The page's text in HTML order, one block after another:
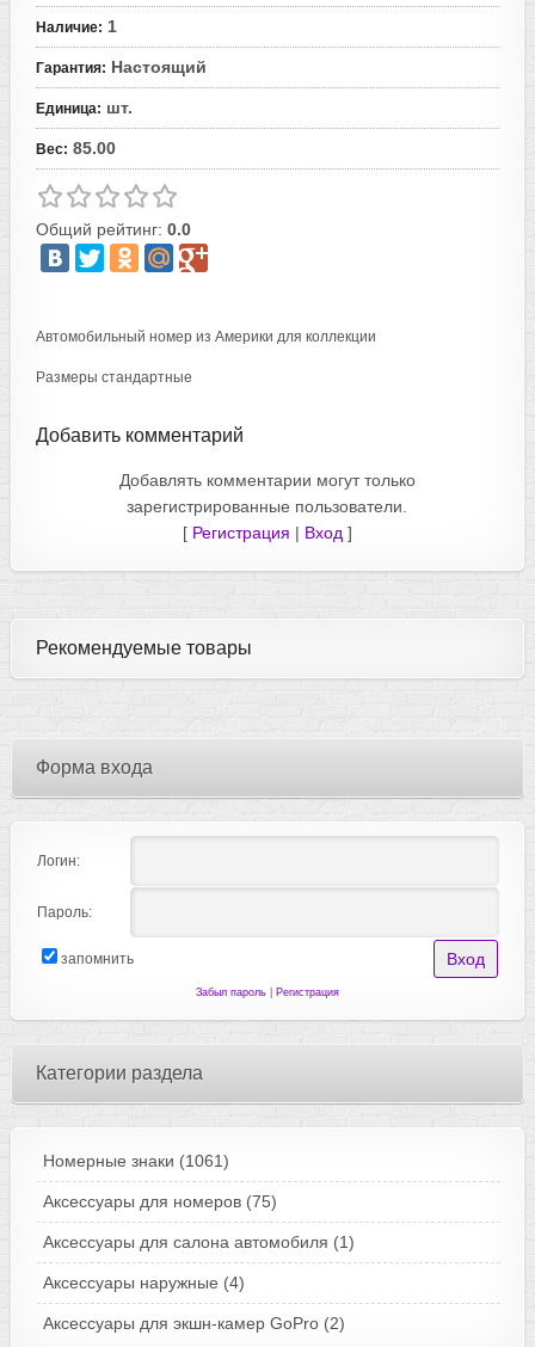
Наличие: 1
Гарантия: Настоящий
Единица: шт.
Вес: 85.00
Общий рейтинг: 0.0
Автомобильный номер из Америки для коллекции
Размеры стандартные
Добавить комментарий
Добавлять комментарии могут только
зарегистрированные пользователи.
[ Регистрация | Вход ]
Рекомендуемые товары
Форма входа
Логин:
Пароль:
запомнить
Забыл пароль| Регистрация
Категории раздела
Номерные знаки (1061)
Аксессуары для номеров (75)
Аксессуары для салона автомобиля (1)
Аксессуары наружные (4)
Аксессуары для экшн-камер GoPro (2)